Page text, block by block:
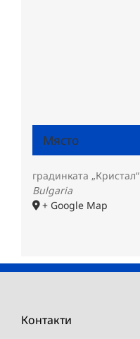
Място
градинката „Кристал“
Bulgaria
+ Google Map
Контакти